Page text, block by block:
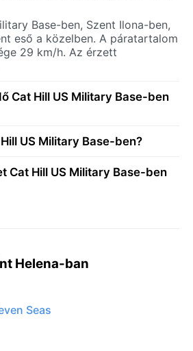
Base-ben, Szent Ilona-ben,
eső a közelben. A páratartalom
29 km/h. Az érzett
Cat Hill US Military Base-ben
US Military Base-ben?
Cat Hill US Military Base-ben
Helena-ban
Seas